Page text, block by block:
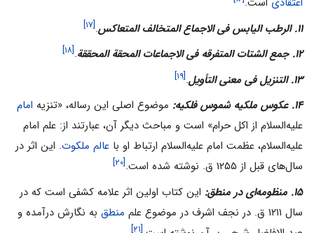
۱۱. الرطب الیابس فی الاجماع المتخالف المتعاکس .[۱۷]
۱۲. جمع الشتات المتفرقه فی الاجماعات المحقة المحققة .[۱۸]
۱۳. التنزیل فی معنی التأویل .[۱۹]
۱۴. عکوس ملکیه شموس فلکیه: موضوع اصلی این رساله، «تنزیه امام
علیه‌السلام از اکل حرام» است و مباحث دیگر آن، عبارتند از: علم امام
علیه‌السلام، عظمت امام علیه‌السلام ارتباط او با عالم ملکوت. این اثر در
سال‌‌های قبل از ۱۲۵۵ ق. نوشته شده است.
[۲۰]
۱۵. منظومه‌ای در منطق:
این کتاب اولین اثر علامه کشفی است که در
سال ۱۲۱۱ ق. در نجف اشرف در موضوع علم
منطق به نگارش درآمده و
[۲۱]